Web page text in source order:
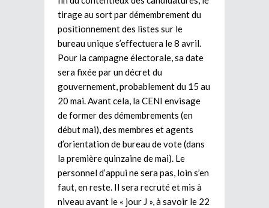
tirage au sort par démembrement du
positionnement des listes sur le
bureau unique s’effectuera le 8 avril.
Pour la campagne électorale, sa date
sera fixée par un décret du
gouvernement, probablement du 15 au
20 mai. Avant cela, la CENI envisage
de former des démembrements (en
début mai), des membres et agents
d’orientation de bureau de vote (dans
la première quinzaine de mai). Le
personnel d’appui ne sera pas, loin s’en
faut, en reste. Il sera recruté et mis à
niveau avant le « jour J », à savoir le 22